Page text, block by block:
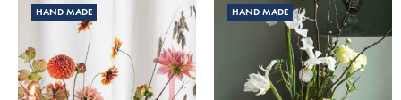
HAND MADE HAND MADE